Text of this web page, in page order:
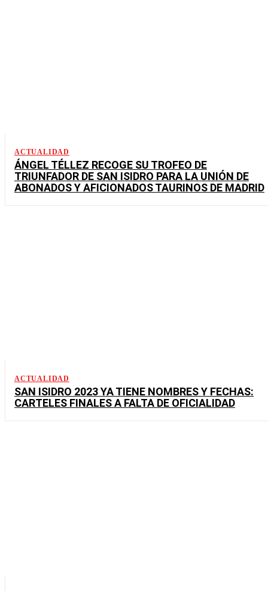
ACTUALIDAD
ÁNGEL TÉLLEZ RECOGE SU TROFEO DE
TRIUNFADOR DE SAN ISIDRO PARA LA UNIÓN DE
ABONADOS Y AFICIONADOS TAURINOS DE MADRID
ACTUALIDAD
SAN ISIDRO 2023 YA TIENE NOMBRES Y FECHAS:
CARTELES FINALES A FALTA DE OFICIALIDAD